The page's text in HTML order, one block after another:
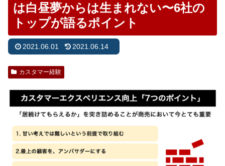
は白昼夢からは生まれない〜6社の
トップが語るポイント
2021.06.01 2021.06.14
カスタマー経験